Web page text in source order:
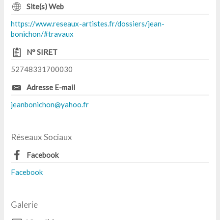
Site(s) Web
https://www.reseaux-artistes.fr/dossiers/jean-
bonichon/#travaux
N° SIRET
52748331700030
Adresse E-mail
jeanbonichon@yahoo.fr
Réseaux Sociaux
Facebook
Facebook
Galerie